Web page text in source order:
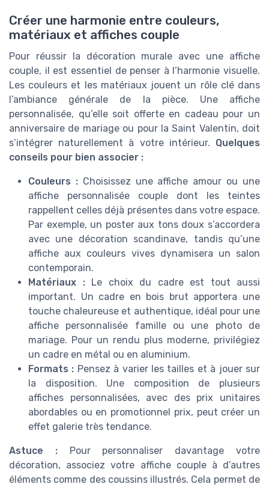
Créer une harmonie entre couleurs,
matériaux et affiches couple
Pour réussir la décoration murale avec une affiche
couple, il est essentiel de penser à l’harmonie visuelle.
Les couleurs et les matériaux jouent un rôle clé dans
l’ambiance générale de la pièce. Une affiche
personnalisée, qu’elle soit offerte en cadeau pour un
anniversaire de mariage ou pour la Saint Valentin, doit
s’intégrer naturellement à votre intérieur. Quelques
conseils pour bien associer :
Couleurs :Choisissez une affiche amour ou une
affiche personnalisée couple dont les teintes
rappellent celles déjà présentes dans votre espace.
Par exemple, un poster aux tons doux s’accordera
avec une décoration scandinave, tandis qu’une
affiche aux couleurs vives dynamisera un salon
contemporain.
Matériaux :Le choix du cadre est tout aussi
important. Un cadre en bois brut apportera une
touche chaleureuse et authentique, idéal pour une
affiche personnalisée famille ou une photo de
mariage. Pour un rendu plus moderne, privilégiez
un cadre en métal ou en aluminium.
Formats : Pensez à varier les tailles et à jouer sur
la disposition. Une composition de plusieurs
affiches personnalisées, avec des prix unitaires
abordables ou en promotionnel prix, peut créer un
effet galerie très tendance.
Astuce :Pour personnaliser davantage votre
décoration, associez votre affiche couple à d’autres
éléments comme des coussins illustrés. Cela permet de